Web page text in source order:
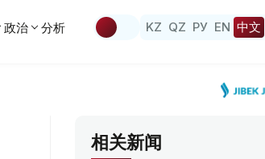
政治 分析 KZ QZ РУ EN 中文
相关新闻